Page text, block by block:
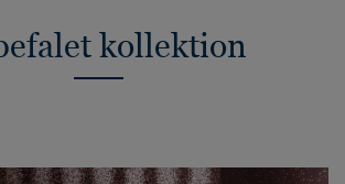
kollektion